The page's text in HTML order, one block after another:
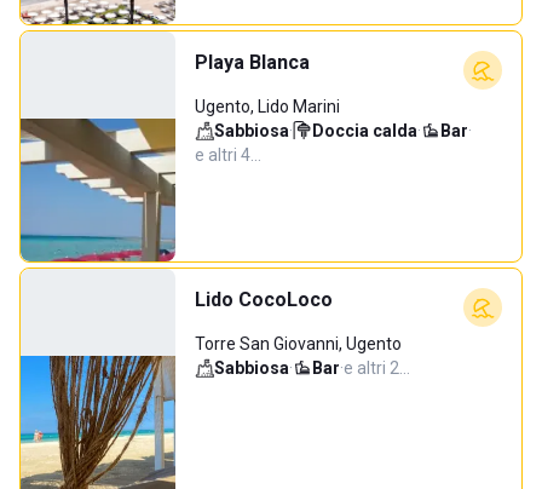
Playa Blanca
Ugento, Lido Marini
Sabbiosa· Doccia calda· Bar·
e altri 4…
Lido CocoLoco
Torre San Giovanni, Ugento
Sabbiosa· Bar·e altri 2…